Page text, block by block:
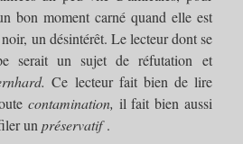
bon moment carné quand elle est
un désintérêt. Le lecteur dont se
serait un sujet de réfutation et
Ce lecteur fait bien de lire
contamination, il fait bien aussi
unpréservatif.